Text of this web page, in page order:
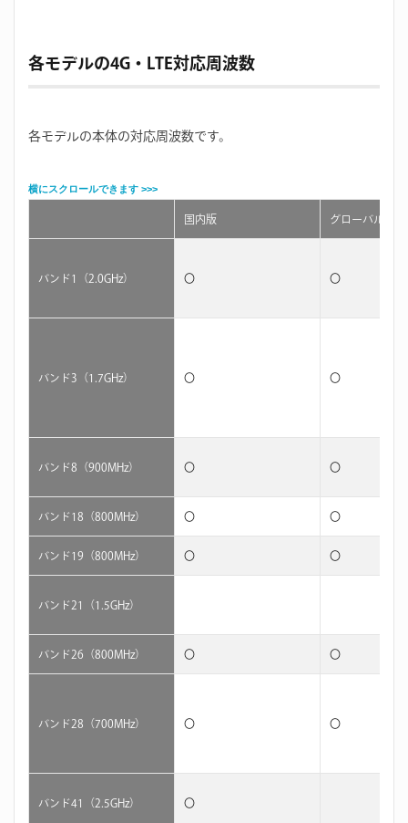
各モデルの4G・LTE対応周波数
各モデルの本体の対応周波数です。
国内版 グローバル版
バンド1（2.0GHz） 〇 〇
バンド3（1.7GHz） 〇 〇
バンド8（900MHz） 〇 〇
バンド18（800MHz） 〇 〇
バンド19（800MHz） 〇 〇
バンド21（1.5GHz）
バンド26（800MHz） 〇 〇
バンド28（700MHz） 〇 〇
バンド41（2.5GHz） 〇